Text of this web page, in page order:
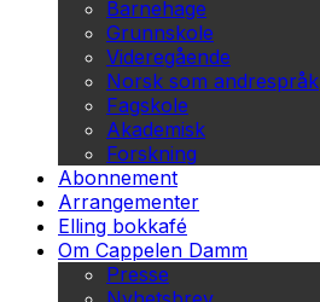
Barnehage
Grunnskole
Videregående
Norsk som andrespråk
Fagskole
Akademisk
Forskning
Abonnement
Arrangementer
Elling bokkafé
Om Cappelen Damm
Presse